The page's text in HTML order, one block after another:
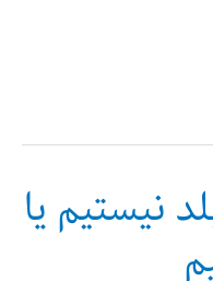
نیستیم یا